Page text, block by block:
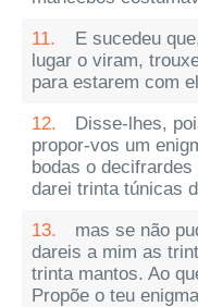
11.
E sucedeu
lugar o viram,
para estarem com
12.
Disse-lhes,
propor-vos um
bodas o
darei trinta túnicas
13.
mas se não
dareis a mim as
trinta mantos. Ao
Propõe o teu